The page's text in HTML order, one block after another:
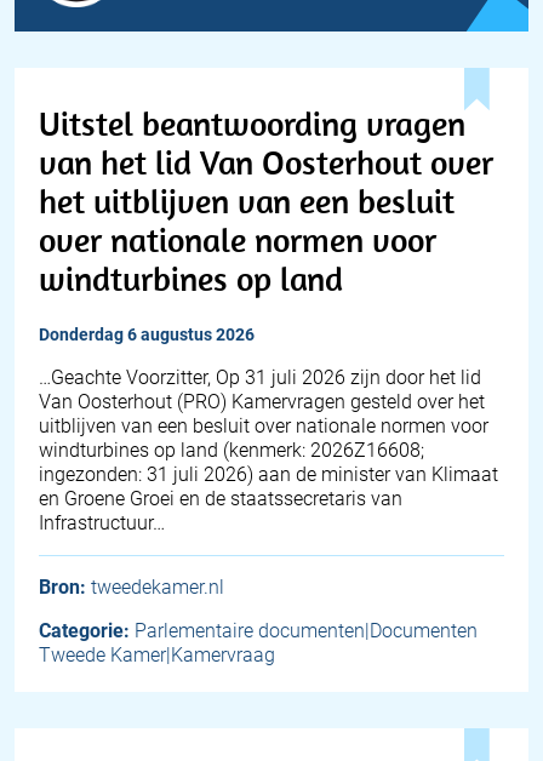
Uitstel beantwoording vragen
van het lid Van Oosterhout over
het uitblijven van een besluit
over nationale normen voor
windturbines op land
donderdag 6 augustus 2026
… Geachte Voorzitter, Op 31 juli 2026 zijn door het lid
Van Oosterhout (PRO) Kamervragen gesteld over het
uitblijven van een besluit over nationale normen voor
windturbines op land (kenmerk: 2026Z16608;
ingezonden: 31 juli 2026) aan de minister van Klimaat
en Groene Groei en de staatssecretaris van
Infrastructuur…
Bron: tweedekamer.nl
Categorie: Parlementaire documenten|Documenten
Tweede Kamer|Kamervraag